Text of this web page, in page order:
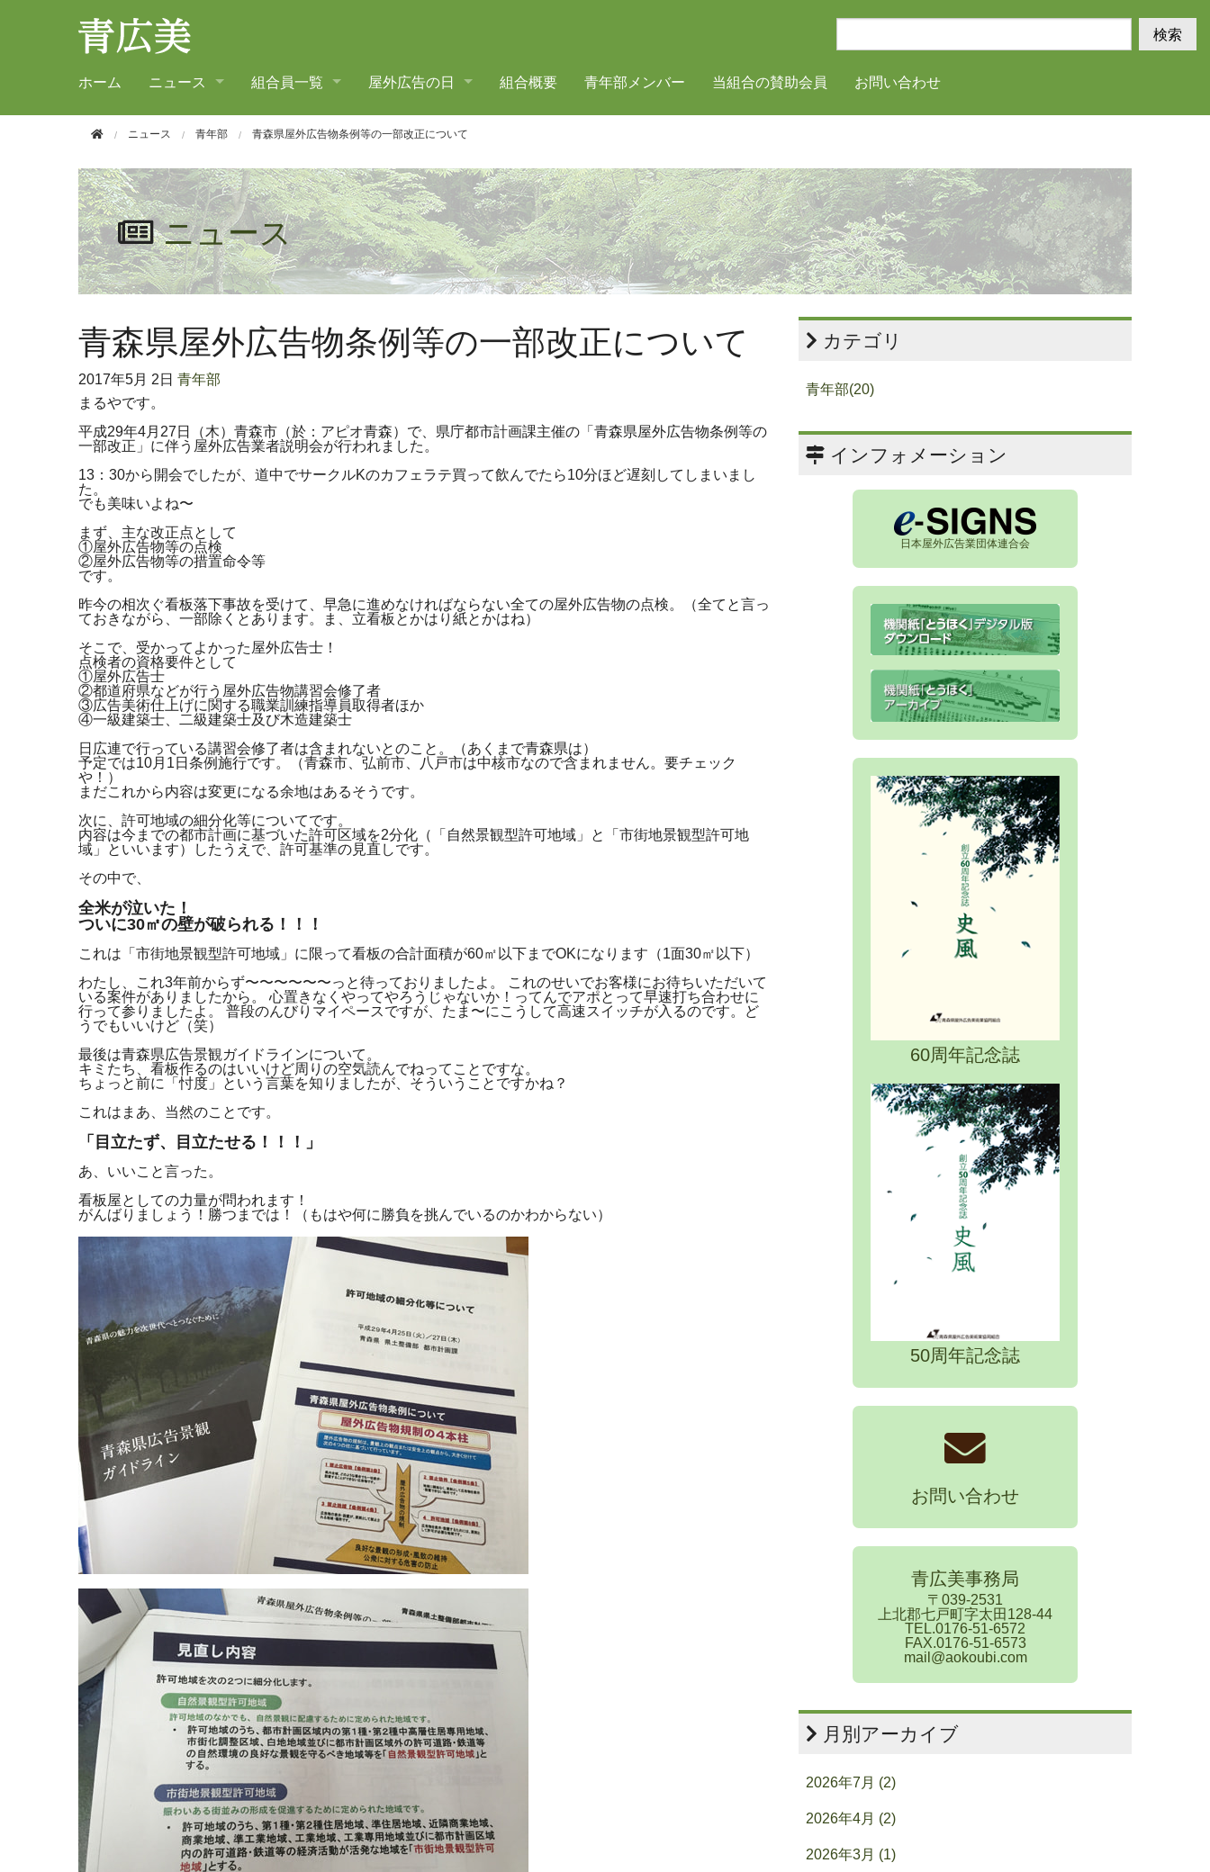
ホーム ニュース 組合員一覧 屋外広告の日 組合概要 青年部メンバー 当組合の賛助会員 お問い合わせ
検索
ニュース 青年部 青森県屋外広告物条例等の一部改正について
ニュース
青森県屋外広告物条例等の一部改正について
2017年5月 2日 青年部
まるやです。
平成29年4月27日（木）青森市（於：アピオ青森）で、県庁都市計画課主催の「青森県屋外広告物条例等の
一部改正」に伴う屋外広告業者説明会が行われました。
13：30から開会でしたが、道中でサークルKのカフェラテ買って飲んでたら10分ほど遅刻してしまいまし
た。
でも美味いよね〜
まず、主な改正点として
①屋外広告物等の点検
②屋外広告物等の措置命令等
です。
昨今の相次ぐ看板落下事故を受けて、早急に進めなければならない全ての屋外広告物の点検。（全てと言っ
ておきながら、一部除くとあります。ま、立看板とかはり紙とかはね）
そこで、受かってよかった屋外広告士！
点検者の資格要件として
①屋外広告士
②都道府県などが行う屋外広告物講習会修了者
③広告美術仕上げに関する職業訓練指導員取得者ほか
④一級建築士、二級建築士及び木造建築士
日広連で行っている講習会修了者は含まれないとのこと。（あくまで青森県は）
予定では10月1日条例施行です。（青森市、弘前市、八戸市は中核市なので含まれません。要チェック
や！）
まだこれから内容は変更になる余地はあるそうです。
次に、許可地域の細分化等についてです。
内容は今までの都市計画に基づいた許可区域を2分化（「自然景観型許可地域」と「市街地景観型許可地
域」といいます）したうえで、許可基準の見直しです。
その中で、
全米が泣いた！
ついに30㎡の壁が破られる！！！
これは「市街地景観型許可地域」に限って看板の合計面積が60㎡以下までOKになります（1面30㎡以下）
わたし、これ3年前からず〜〜〜〜〜〜っと待っておりましたよ。 これのせいでお客様にお待ちいただいて
いる案件がありましたから。 心置きなくやってやろうじゃないか！ってんでアポとって早速打ち合わせに
行って参りましたよ。 普段のんびりマイペースですが、たま〜にこうして高速スイッチが入るのです。ど
うでもいいけど（笑）
最後は青森県広告景観ガイドラインについて。
キミたち、看板作るのはいいけど周りの空気読んでねってことですな。
ちょっと前に「忖度」という言葉を知りましたが、そういうことですかね？
これはまあ、当然のことです。
「目立たず、目立たせる！！！」
あ、いいこと言った。
看板屋としての力量が問われます！
がんばりましょう！勝つまでは！（もはや何に勝負を挑んでいるのかわからない）
カテゴリ
青年部(20)
インフォメーション
日本屋外広告業団体連合会
60周年記念誌
50周年記念誌
お問い合わせ
青広美事務局
〒039-2531
上北郡七戸町字太田128-44
TEL.0176-51-6572
FAX.0176-51-6573
mail@aokoubi.com
月別アーカイブ
2026年7月 (2)
2026年4月 (2)
2026年3月 (1)